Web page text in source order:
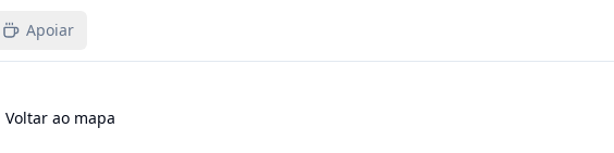
Apoiar
Voltar ao mapa